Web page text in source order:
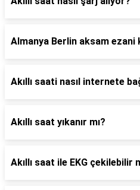
Almanya Berlin aksam
Akıllı saati nasıl internete
Akıllı saat yıkanır mı?
Akıllı saat ile EKG çekilebilir